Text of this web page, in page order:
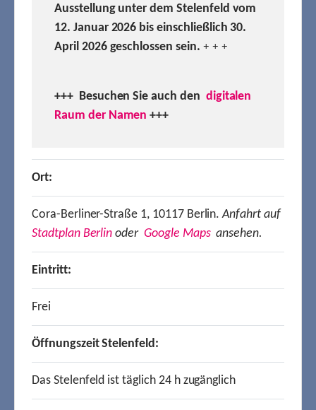
Ausstellung unter dem Stelenfeld vom
12. Januar 2026 bis einschließlich 30.
April 2026 geschlossen sein. + + +
+++ Besuchen Sie auch den digitalen
Raum der Namen +++
Ort:
Cora-Berliner-Straße 1, 10117 Berlin.Anfahrt auf
Stadtplan Berlin oder Google Mapsansehen.
Eintritt:
Frei
Öffnungszeit Stelenfeld:
Das Stelenfeld ist täglich 24 h zugänglich